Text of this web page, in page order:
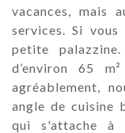
vacances, mais
services. Si
petite
d’environ 65
agréablement,
angle de cuisine
qui s'attache à